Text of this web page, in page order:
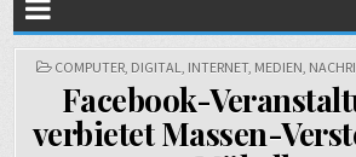
POSTED
COMPUTER, DIGITAL, INTERNET, MEDIEN,
Facebook-
verbietet Massen-